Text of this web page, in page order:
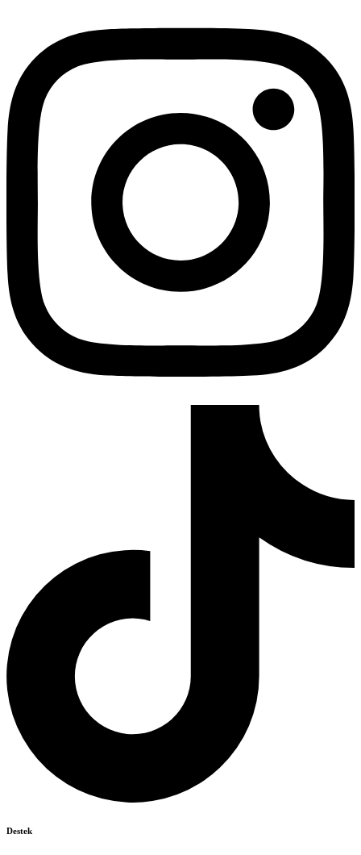
Destek